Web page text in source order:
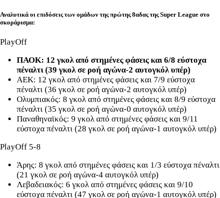
Αναλυτικά οι επιδόσεις των ομάδων της πρώτης 8αδας της Super League στο
σκοράρισμα:
PlayOff
ΠΑΟΚ: 12 γκολ από στημένες φάσεις και 6/8 εύστοχα
πέναλτι (39 γκολ σε ροή αγώνα-2 αυτογκόλ υπέρ)
AEK: 12 γκολ από στημένες φάσεις και 7/9 εύστοχα
πέναλτι (36 γκολ σε ροή αγώνα-2 αυτογκόλ υπέρ)
Ολυμπιακός: 8 γκολ από στημένες φάσεις και 8/9 εύστοχα
πέναλτι (35 γκολ σε ροή αγώνα-0 αυτογκόλ υπέρ)
Παναθηναϊκός: 9 γκολ από στημένες φάσεις και 9/11
εύστοχα πέναλτι (28 γκολ σε ροή αγώνα-1 αυτογκόλ υπέρ)
PlayOff 5-8
Άρης: 8 γκολ από στημένες φάσεις και 1/3 εύστοχα πέναλτι
(21 γκολ σε ροή αγώνα-4 αυτογκόλ υπέρ)
Λεβαδειακός: 6 γκολ από στημένες φάσεις και 9/10
εύστοχα πέναλτι (47 γκολ σε ροή αγώνα-1 αυτογκόλ υπέρ)